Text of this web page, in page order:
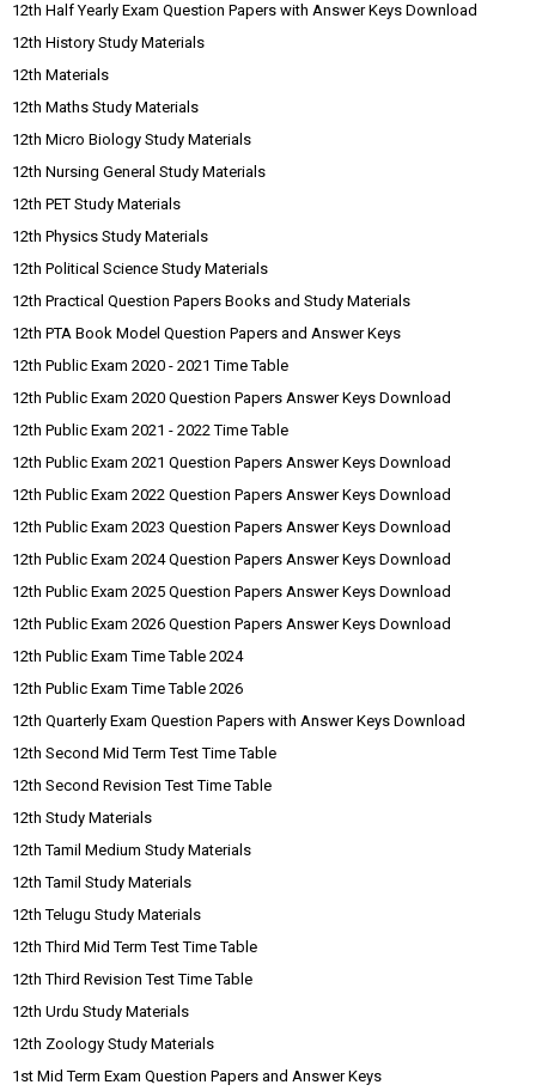
12th Half Yearly Exam Question Papers with Answer Keys Download
12th History Study Materials
12th Materials
12th Maths Study Materials
12th Micro Biology Study Materials
12th Nursing General Study Materials
12th PET Study Materials
12th Physics Study Materials
12th Political Science Study Materials
12th Practical Question Papers Books and Study Materials
12th PTA Book Model Question Papers and Answer Keys
12th Public Exam 2020 - 2021 Time Table
12th Public Exam 2020 Question Papers Answer Keys Download
12th Public Exam 2021 - 2022 Time Table
12th Public Exam 2021 Question Papers Answer Keys Download
12th Public Exam 2022 Question Papers Answer Keys Download
12th Public Exam 2023 Question Papers Answer Keys Download
12th Public Exam 2024 Question Papers Answer Keys Download
12th Public Exam 2025 Question Papers Answer Keys Download
12th Public Exam 2026 Question Papers Answer Keys Download
12th Public Exam Time Table 2024
12th Public Exam Time Table 2026
12th Quarterly Exam Question Papers with Answer Keys Download
12th Second Mid Term Test Time Table
12th Second Revision Test Time Table
12th Study Materials
12th Tamil Medium Study Materials
12th Tamil Study Materials
12th Telugu Study Materials
12th Third Mid Term Test Time Table
12th Third Revision Test Time Table
12th Urdu Study Materials
12th Zoology Study Materials
1st Mid Term Exam Question Papers and Answer Keys